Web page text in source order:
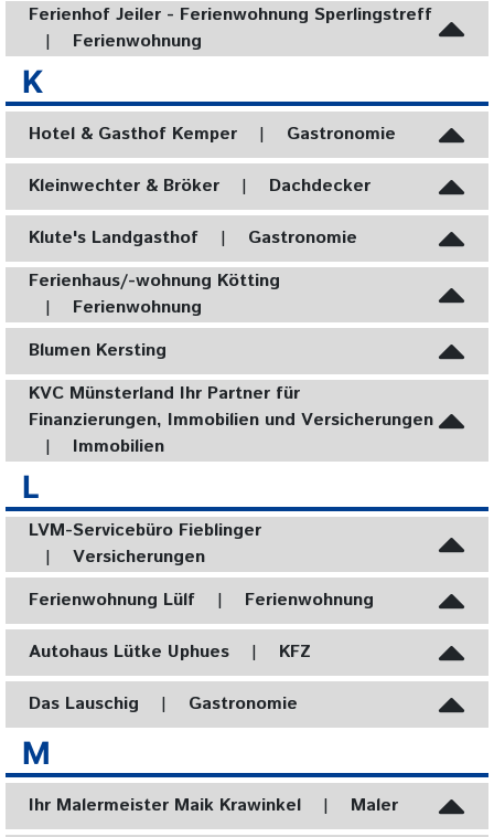
Ferienhof Jeiler - Ferienwohnung Sperlingstreff
|
Ferienwohnung
K
Hotel & Gasthof Kemper | Gastronomie
Kleinwechter & Bröker | Dachdecker
Klute's Landgasthof |
Gastronomie
Ferienhaus/-wohnung Kötting
|
Ferienwohnung
Blumen Kersting
KVC Münsterland Ihr Partner für
Finanzierungen, Immobilien und Versicherungen
|
Immobilien
L
LVM-Servicebüro Fieblinger
|
Versicherungen
Ferienwohnung Lülf
| Ferienwohnung
Autohaus Lütke Uphues | KFZ
Das Lauschig | Gastronomie
M
Ihr Malermeister Maik Krawinkel |
Maler